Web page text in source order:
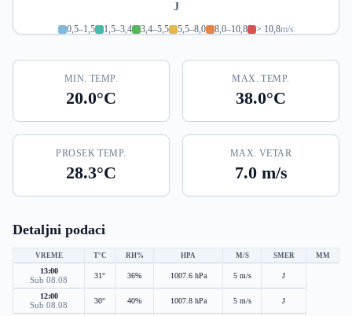
J
0,5–1,5 1,5–3,4 3,4–5,5 5,5–8,0 8,0–10,8 > 10,8m/s
MIN. TEMP.
20.0°C
MAX. TEMP.
38.0°C
PROSEK TEMP.
28.3°C
MAX. VETAR
7.0 m/s
Detaljni podaci
VREME T°C RH% HPA M/S SMER MM
13:00
Sub 08.08 31° 36% 1007.6 hPa 5 m/s J
12:00
Sub 08.08 30° 40% 1007.8 hPa 5 m/s J